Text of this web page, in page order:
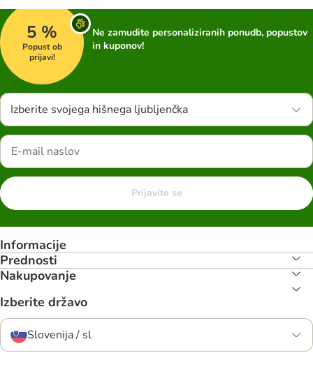
5 %
Popust ob
prijavi!
Ne zamudite personaliziranih ponudb, popustov
in kuponov!
Izberite svojega hišnega ljubljenčka
Prijavite se
Informacije
Prednosti
Nakupovanje
Izberite državo
Slovenija / sl